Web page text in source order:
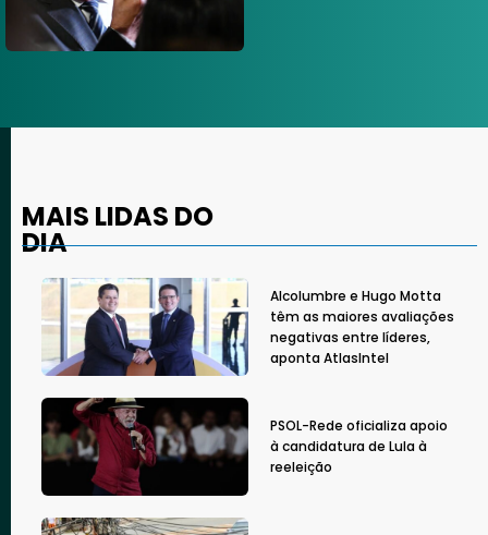
MAIS LIDAS DO
DIA
Alcolumbre e Hugo Motta
têm as maiores avaliações
negativas entre líderes,
aponta AtlasIntel
PSOL-Rede oficializa apoio
à candidatura de Lula à
reeleição